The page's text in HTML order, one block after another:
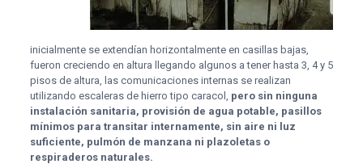
inicialmente se extendían horizontalmente en casillas bajas,
fueron creciendo en altura llegando algunos a tener hasta 3, 4 y 5
pisos de altura, las comunicaciones internas se realizan
utilizando escaleras de hierro tipo caracol, pero sin ninguna
instalación sanitaria, provisión de agua potable, pasillos
mínimos para transitar internamente, sin aire ni luz
suficiente, pulmón de manzana ni plazoletas o
respiraderos naturales.